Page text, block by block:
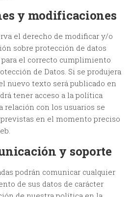
y modificaciones
el derecho de modificar y/o
sobre protección de datos
para el correcto cumplimiento
de Datos. Si se produjera
nuevo texto será publicado en
tener acceso a la política
relación con los usuarios se
en el momento preciso
y soporte
podrán comunicar cualquier
de sus datos de carácter